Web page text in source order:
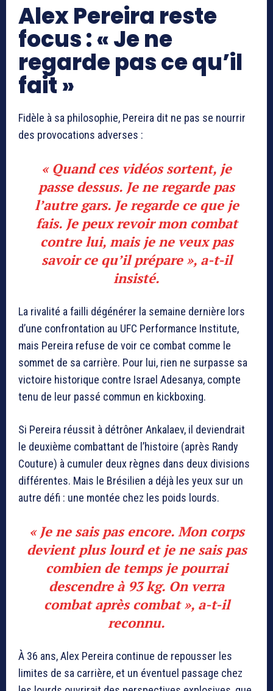
Alex Pereira reste
focus : « Je ne
regarde pas ce qu’il
fait »
Fidèle à sa philosophie, Pereira dit ne pas se nourrir
des provocations adverses :
« Quand ces vidéos sortent, je
passe dessus. Je ne regarde pas
l’autre gars. Je regarde ce que je
fais. Je peux revoir mon combat
contre lui, mais je ne veux pas
savoir ce qu’il prépare », a-t-il
insisté.
La rivalité a failli dégénérer la semaine dernière lors
d’une confrontation au UFC Performance Institute,
mais Pereira refuse de voir ce combat comme le
sommet de sa carrière. Pour lui, rien ne surpasse sa
victoire historique contre Israel Adesanya, compte
tenu de leur passé commun en kickboxing.
Si Pereira réussit à détrôner Ankalaev, il deviendrait
le deuxième combattant de l’histoire (après Randy
Couture) à cumuler deux règnes dans deux divisions
différentes. Mais le Brésilien a déjà les yeux sur un
autre défi : une montée chez les poids lourds.
« Je ne sais pas encore. Mon corps
devient plus lourd et je ne sais pas
combien de temps je pourrai
descendre à 93 kg. On verra
combat après combat », a-t-il
reconnu.
À 36 ans, Alex Pereira continue de repousser les
limites de sa carrière, et un éventuel passage chez